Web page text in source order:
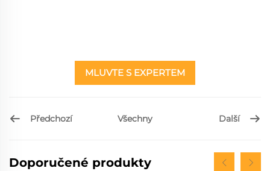
MLUVTE S EXPERTEM
Předchozí Všechny Další
Doporučené produkty